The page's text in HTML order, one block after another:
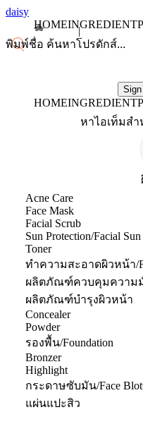
daisy
HOMEINGREDIENT
HOMEINGREDIENT
หาไอเท็มสำ
Acne Care
Face Mask
Facial Scrub
Sun Protection/Facial
Toner
ทำความสะอาดผิวหน้า/
ผลิตภัณฑ์ควบคุมความ
ผลิตภัณฑ์บำรุงผิวหน้า
Concealer
Powder
รองพื้น/Foundation
Bronzer
Highlight
กระดาษซับมัน/Face
แผ่นแปะสิว